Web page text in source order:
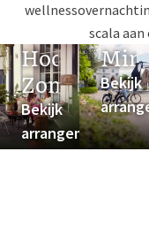
scala
Hoog
Zomer
Bekijk
arrangement
Bekijk